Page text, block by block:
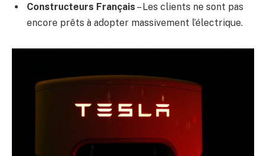
Constructeurs Français – Les clients ne sont pas
encore prêts à adopter massivement l’électrique.